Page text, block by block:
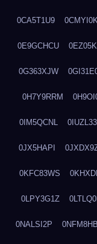
0CA5T1U9
0E9GCHCU
0G363XJW
0H7Y9RRM
0IM5QCNL
0JX5HAPI
0KFC83WS
0LPY3G1Z
0NALSI2P